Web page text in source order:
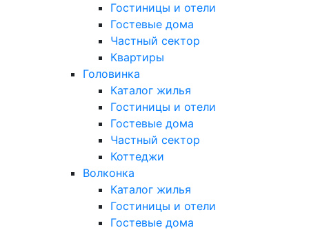
Гостиницы и отели
Гостевые дома
Частный сектор
Квартиры
Головинка
Каталог жилья
Гостиницы и отели
Гостевые дома
Частный сектор
Коттеджи
Волконка
Каталог жилья
Гостиницы и отели
Гостевые дома